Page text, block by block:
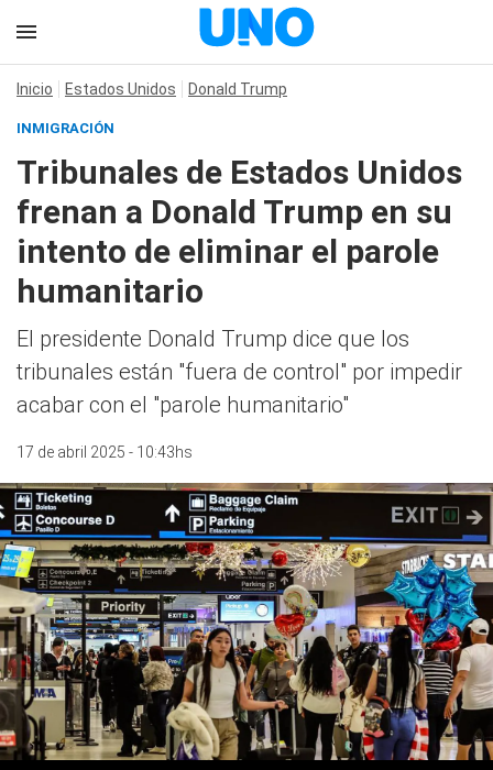
Inicio Estados Unidos Donald Trump
INMIGRACIÓN
Tribunales de Estados Unidos
frenan a Donald Trump en su
intento de eliminar el parole
humanitario
El presidente Donald Trump dice que los
tribunales están "fuera de control" por impedir
acabar con el "parole humanitario"
17 de abril 2025 - 10:43hs